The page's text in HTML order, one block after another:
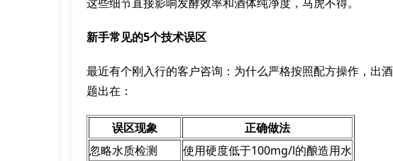
新手常见的5个技术误区
最近有个刚入行的客户咨询：为什么严格按照配方操作，出
题出在：
误区现象
正确做法
忽略水质检测
使用硬度低于100mg/l的酿造用水